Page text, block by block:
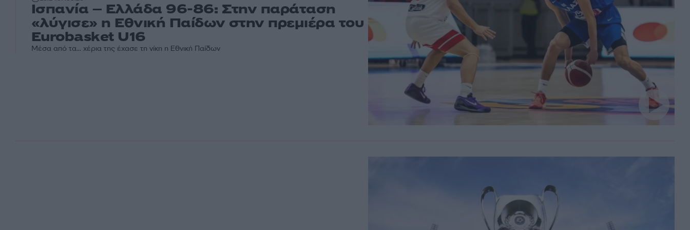
Ισπανία – Ελλάδα 96-86: Στην παράταση
«λύγισε» η Εθνική Παίδων στην πρεμιέρα του
Eurobasket U16
Μέσα από τα... χέρια της έχασε τη νίκη η Εθνική Παίδων